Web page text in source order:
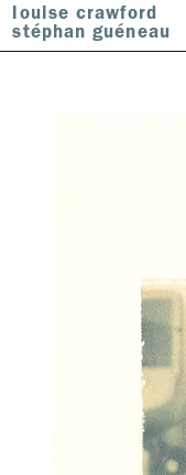
louise crawford
stéphan guéneau